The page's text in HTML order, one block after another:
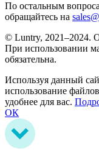
По остальным
обращайтесь на
© Luntry, 2021–2024.
При использовании
обязательна.
Используя данный
использование
удобнее для вас.
ОК